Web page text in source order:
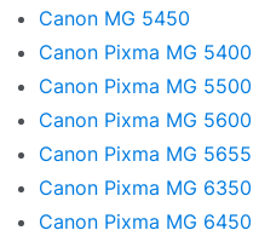
Webáruház értékelés
Kérdezzen
Canon MG 5450
Canon Pixma MG 5400
Canon Pixma MG 5500
Canon Pixma MG 5600
Canon Pixma MG 5655
Canon Pixma MG 6350
Canon Pixma MG 6450